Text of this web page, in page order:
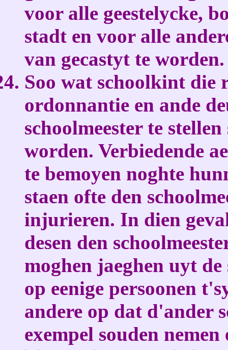
voor alle geestelycke,
stadt en voor alle
van gecastyt te worden.
Soo wat schoolkint die
ordonnantie en ande
schoolmeester te
worden. Verbiedende
te bemoyen noghte
staen ofte den
injurieren. In dien
desen den
moghen jaeghen uyt
op eenige persoonen
andere op dat d'ander
exempel souden